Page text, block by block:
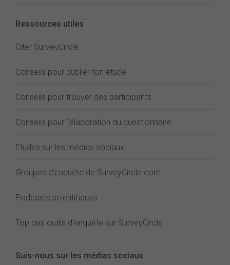
Ressources utiles
Citer SurveyCircle
Conseils pour publier ton étude
Conseils pour trouver des participants
Conseils pour l'élaboration du questionnaire
Études sur les médias sociaux
Groupes d'enquête de SurveyCircle.com
Podcasts scientifiques
Top des outils d'enquête sur SurveyCircle
Suis-nous sur les médias sociaux